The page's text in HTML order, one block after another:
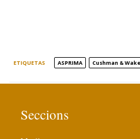
ETIQUETAS ASPRIMA Cushman &
Seccions